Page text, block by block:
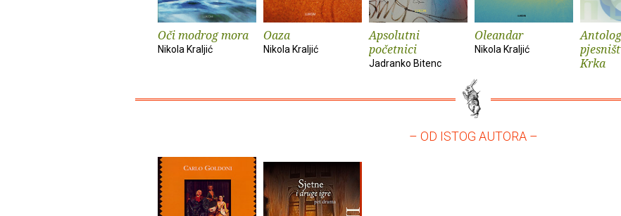
Oči modrog mora
Nikola Kraljić
Oaza
Nikola Kraljić
Apsolutni
početnici
Jadranko Bitenc
Oleandar
Nikola Kraljić
Krka
– OD ISTOG AUTORA –